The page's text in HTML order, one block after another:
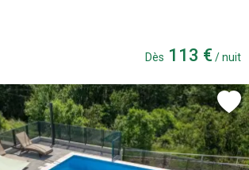
Dès 113 € / nuit